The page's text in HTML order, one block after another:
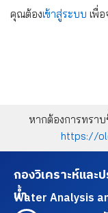
คุณต้องเข้าสู่ระบบ เพื่
หากต้องการทรา
https://
กองวิเคราะห์แล
น้ำ
Water Analysis